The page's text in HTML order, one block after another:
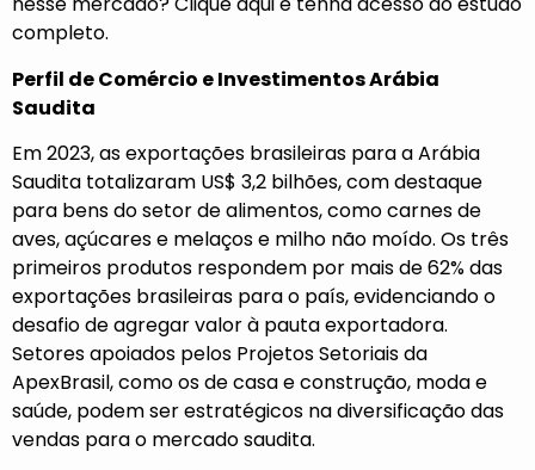
completo.
Perfil de Comércio e Investimentos Arábia
Saudita
Em 2023, as exportações brasileiras para a Arábia
Saudita totalizaram US$ 3,2 bilhões, com destaque
para bens do setor de alimentos, como carnes de
aves, açúcares e melaços e milho não moído. Os três
primeiros produtos respondem por mais de 62% das
exportações brasileiras para o país, evidenciando o
desafio de agregar valor à pauta exportadora.
Setores apoiados pelos Projetos Setoriais da
ApexBrasil, como os de casa e construção, moda e
saúde, podem ser estratégicos na diversificação das
vendas para o mercado saudita.